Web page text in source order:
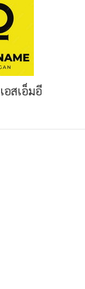
เอสเอ็มอี